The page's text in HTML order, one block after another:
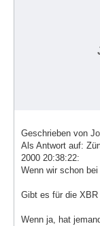
Geschrieben von
Als Antwort auf:
2000 20:38:22:
Wenn wir schon
Gibt es für die
Wenn ja, hat